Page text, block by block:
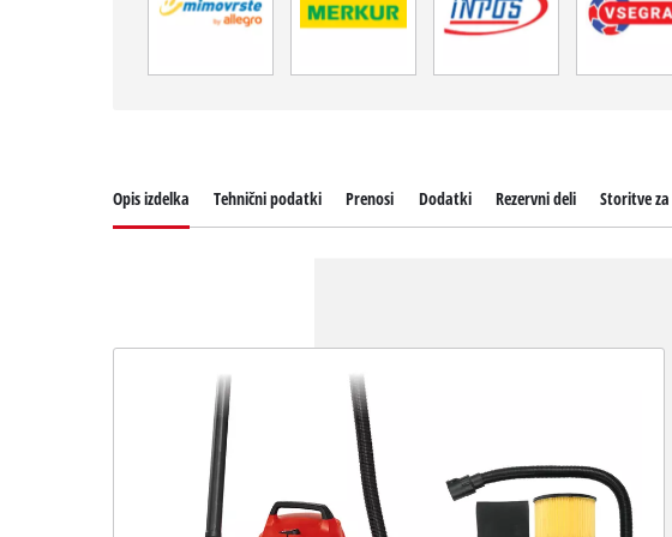
Opis izdelka Tehnični podatki Prenosi Dodatki Rezervni deli Storitve